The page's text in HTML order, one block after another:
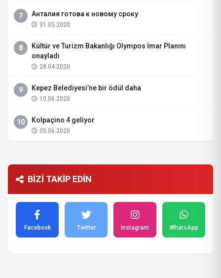
7 Анталия готова к новому сроку
31.05.2020
8
Kültür ve Turizm Bakanlığı Olympos İmar Planını
onayladı
28.04.2020
9 Kepez Belediyesi’ne bir ödül daha
10.06.2020
10 Kolpaçino 4 geliyor
05.06.2020
BİZİ TAKİP EDİN
Facebook Twitter Instagram WhatsApp